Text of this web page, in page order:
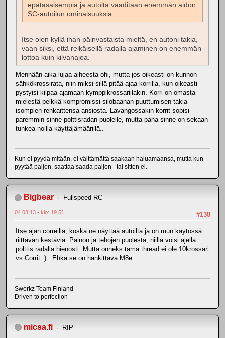
epätasaisempia ja autolta vaaditaan enemmän aidon
SC-autoilun ominaisuuksia.
Itse olen kyllä ihan päinvastaista mieltä, en autoni takia,
vaan siksi, että reikäisellä radalla ajaminen on enemmän
lottoa kuin kilvanajoa.
Mennään aika lujaa aiheesta ohi, mutta jos oikeasti on kunnon
sähkökrossirata, niin miksi sillä pitää ajaa korrilla, kun oikeasti
pystyisi kilpaa ajamaan kymppikrossarillakin. Korri on omasta
mielestä pelkkä kompromissi silobaanan puuttumisen takia
isompien renkaittensa ansiosta. Lavangossakin korrit sopisi
paremmin sinne polttisradan puolelle, mutta paha sinne on sekaan
tunkea noilla käyttäjämäärillä..
Kun ei pyydä mitään, ei välttämättä saakaan haluamaansa, mutta kun
pyytää paljon, saattaa saada paljon - tai sitten ei.
Bigbear Fullspeed RC
#138
04.08.13 - klo: 19.51
Itse ajan correilla, koska ne näyttää autoilta ja on mun käytössä
riittävän kestäviä. Painon ja tehojen puolesta, niillä voisi ajella
polttis radalla hienosti. Mutta onneks tämä thread ei ole 10krossari
vs Corrit :) . Ehkä se on hankittava M8e
Sworkz Team Finland
Driven to perfection
micsa.fi RIP